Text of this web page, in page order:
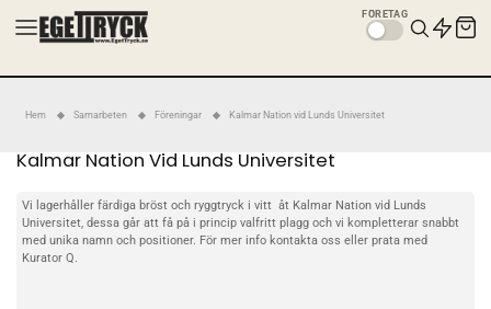
FÖRETAG
Hem Samarbeten Föreningar Kalmar Nation vid Lunds Universitet
Kalmar Nation Vid Lunds Universitet
Vi lagerhåller färdiga bröst och ryggtryck i vitt åt Kalmar Nation vid Lunds
Universitet, dessa går att få på i princip valfritt plagg och vi kompletterar snabbt
med unika namn och positioner. För mer info kontakta oss eller prata med
Kurator Q.